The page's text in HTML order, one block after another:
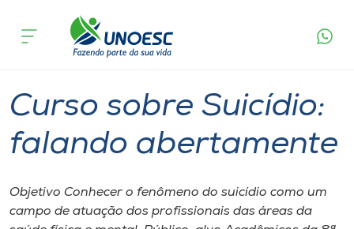
Cursos
Pesquisa
Portal de Ensino
acontece
Curso sobre Suicídio:
falando abertamente
Objetivo Conhecer o fenômeno do suicídio como um
campo de atuação dos profissionais das áreas da